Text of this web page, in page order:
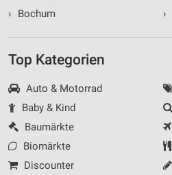
›
Bochum
›
Top Kategorien
Auto & Motorrad
Baby & Kind
Baumärkte
Biomärkte
Discounter